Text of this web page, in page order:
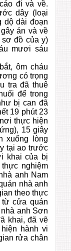
đi và về.
dây (loại
dộ dài đoạn
án và về
đồ của y)
mươi sáu
ôm cháu
có trọng
tra đã thuê
để trong
bị can đã
19 phút 23
thực hiện
15 giây
xuống lòng
tại ao trước
khai của bị
nghiệm
anh Nam
nhà anh
theo thực
cửa quán
anh Sơn
khai, đã vẽ
hành vi
rửa chân